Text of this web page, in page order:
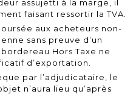
assujetti à la marge, il
faisant ressortir la TVA.
aux acheteurs non-
sans preuve d’un
Hors Taxe ne
d’exportation.
par l’adjudicataire, le
n’aura lieu qu’après